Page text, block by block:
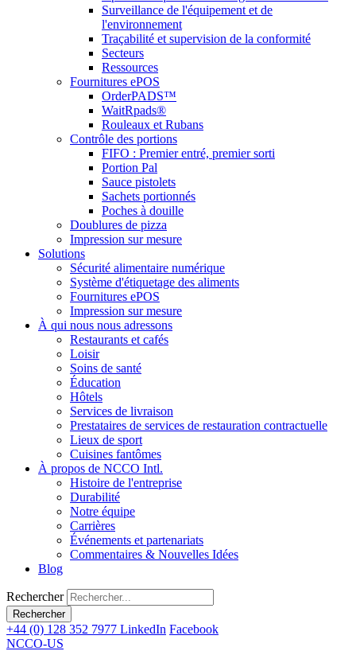
Surveillance de l'équipement et de
l'environnement
Traçabilité et supervision de la conformité
Secteurs
Ressources
Fournitures ePOS
OrderPADS™
WaitRpads®
Rouleaux et Rubans
Contrôle des portions
FIFO : Premier entré, premier sorti
Portion Pal
Sauce pistolets
Sachets portionnés
Poches à douille
Doublures de pizza
Impression sur mesure
Solutions
Sécurité alimentaire numérique
Système d'étiquetage des aliments
Fournitures ePOS
Impression sur mesure
À qui nous nous adressons
Restaurants et cafés
Loisir
Soins de santé
Éducation
Hôtels
Services de livraison
Prestataires de services de restauration contractuelle
Lieux de sport
Cuisines fantômes
À propos de NCCO Intl.
Histoire de l'entreprise
Durabilité
Notre équipe
Carrières
Événements et partenariats
Commentaires & Nouvelles Idées
Blog
Rechercher
+44 (0) 128 352 7977 LinkedIn Facebook
NCCO-US